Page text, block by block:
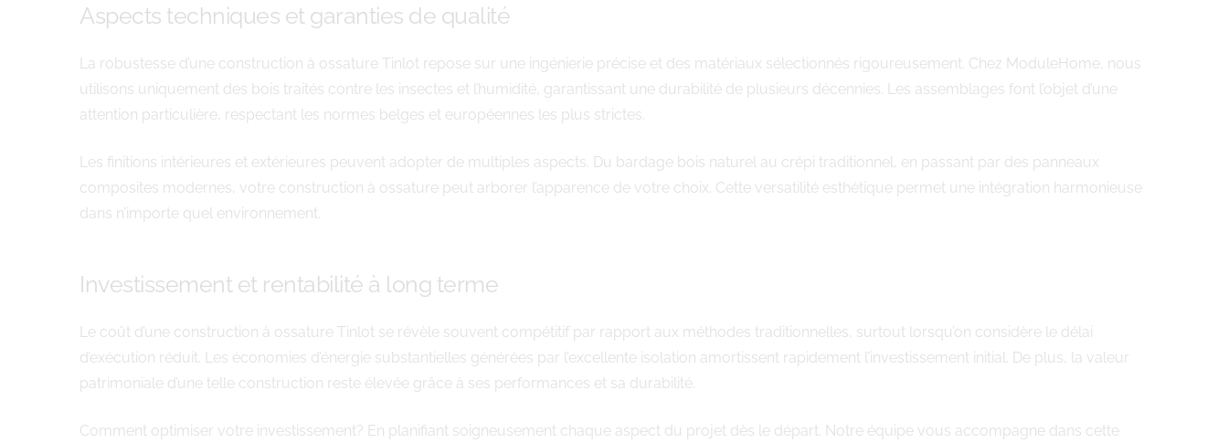
Aspects techniques et garanties de qualité
La robustesse d’une construction à ossature Tinlot repose sur une ingénierie précise et des matériaux sélectionnés rigoureusement. Chez ModuleHome, nous
utilisons uniquement des bois traités contre les insectes et l’humidité, garantissant une durabilité de plusieurs décennies. Les assemblages font l’objet d’une
attention particulière, respectant les normes belges et européennes les plus strictes.
Les finitions intérieures et extérieures peuvent adopter de multiples aspects. Du bardage bois naturel au crépi traditionnel, en passant par des panneaux
composites modernes, votre construction à ossature peut arborer l’apparence de votre choix. Cette versatilité esthétique permet une intégration harmonieuse
dans n’importe quel environnement.
Investissement et rentabilité à long terme
Le coût d’une construction à ossature Tinlot se révèle souvent compétitif par rapport aux méthodes traditionnelles, surtout lorsqu’on considère le délai
d’exécution réduit. Les économies d’énergie substantielles générées par l’excellente isolation amortissent rapidement l’investissement initial. De plus, la valeur
patrimoniale d’une telle construction reste élevée grâce à ses performances et sa durabilité.
Comment optimiser votre investissement? En planifiant soigneusement chaque aspect du projet dès le départ. Notre équipe vous accompagne dans cette